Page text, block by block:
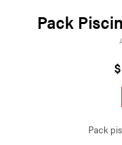
Pack
$
Pack